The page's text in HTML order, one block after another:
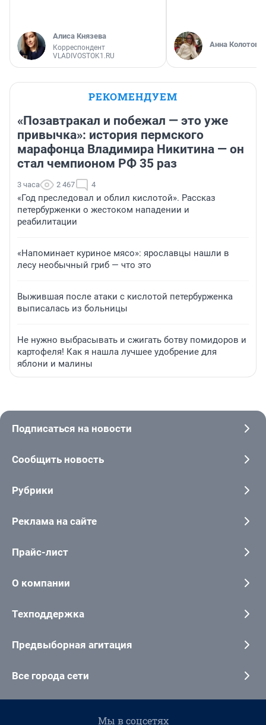
Алиса Князева
Корреспондент
VLADIVOSTOK1.RU
Анна Колотова
РЕКОМЕНДУЕМ
«Позавтракал и побежал — это уже
привычка»: история пермского
марафонца Владимира Никитина — он
стал чемпионом РФ 35 раз
3 часа 2 467 4
«Год преследовал и облил кислотой». Рассказ
петербурженки о жестоком нападении и
реабилитации
«Напоминает куриное мясо»: ярославцы нашли в
лесу необычный гриб — что это
Выжившая после атаки с кислотой петербурженка
выписалась из больницы
Не нужно выбрасывать и сжигать ботву помидоров и
картофеля! Как я нашла лучшее удобрение для
яблони и малины
Подписаться на новости
Сообщить новость
Рубрики
Реклама на сайте
Прайс-лист
О компании
Техподдержка
Предвыборная агитация
Все города сети
Мы в соцсетях